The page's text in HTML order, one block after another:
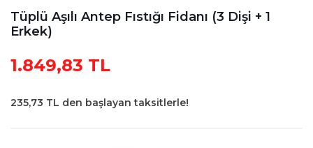
Tüplü Aşılı Antep Fıstığı Fidanı (3 Dişi + 1
Erkek)
1.849,83 TL
235,73 TL den başlayan taksitlerle!